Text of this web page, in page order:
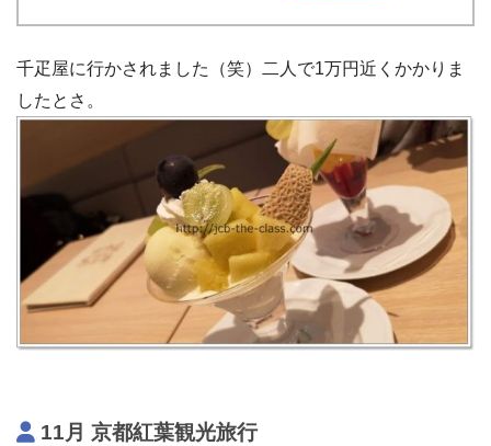
千疋屋に行かされました（笑）二人で1万円近くかかりま
したとさ。
11月 京都紅葉観光旅行